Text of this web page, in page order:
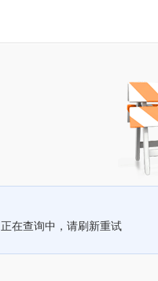
正在查询中，请刷新重试